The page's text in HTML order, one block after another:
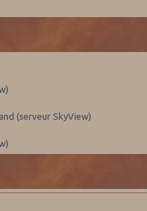
(serveur SkyView)